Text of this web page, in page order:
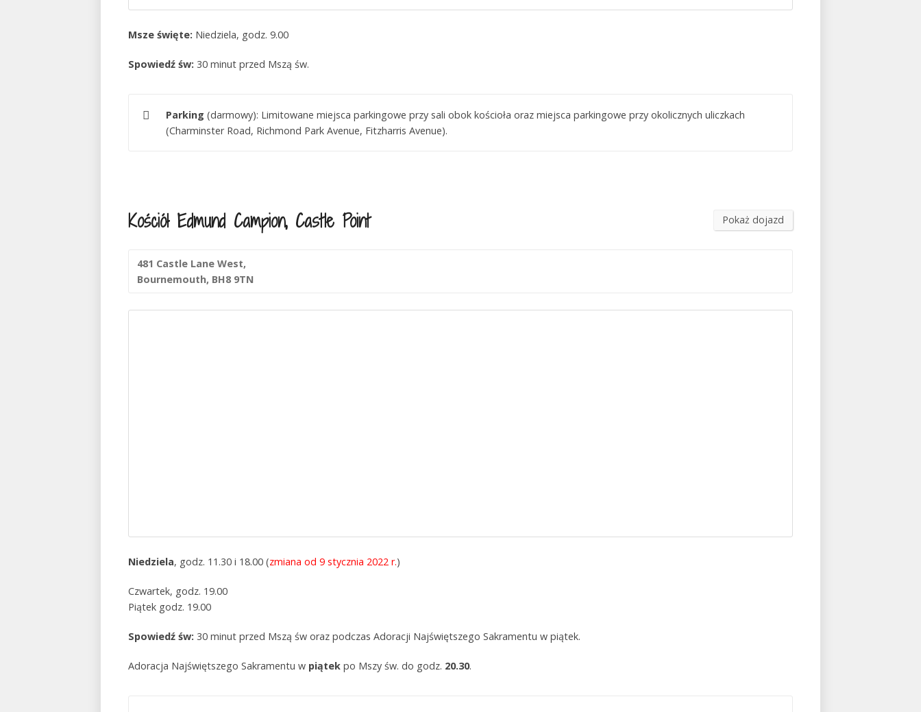
Msze święte: Niedziela, godz. 9.00
Spowiedź św: 30 minut przed Mszą św.
Parking (darmowy): Limitowane miejsca parkingowe przy sali obok kościoła oraz miejsca parkingowe przy okolicznych uliczkach
(Charminster Road, Richmond Park Avenue, Fitzharris Avenue).
Kościół Edmund Campion, Castle Point Pokaż dojazd
481 Castle Lane West,
Bournemouth, BH8 9TN
Niedziela, godz. 11.30 i 18.00 (zmiana od 9 stycznia 2022 r.)
Czwartek, godz. 19.00
Piątek godz. 19.00
Spowiedź św: 30 minut przed Mszą św oraz podczas Adoracji Najświętszego Sakramentu w piątek.
Adoracja Najświętszego Sakramentu w piątek po Mszy św. do godz. 20.30.